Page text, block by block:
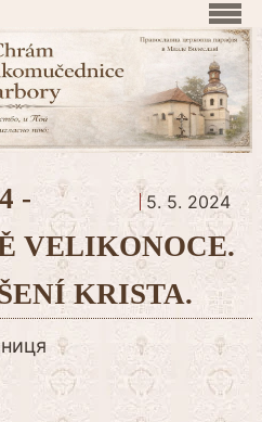
-
VELIKONOCE.
KRISTA.
5. 5. 2024